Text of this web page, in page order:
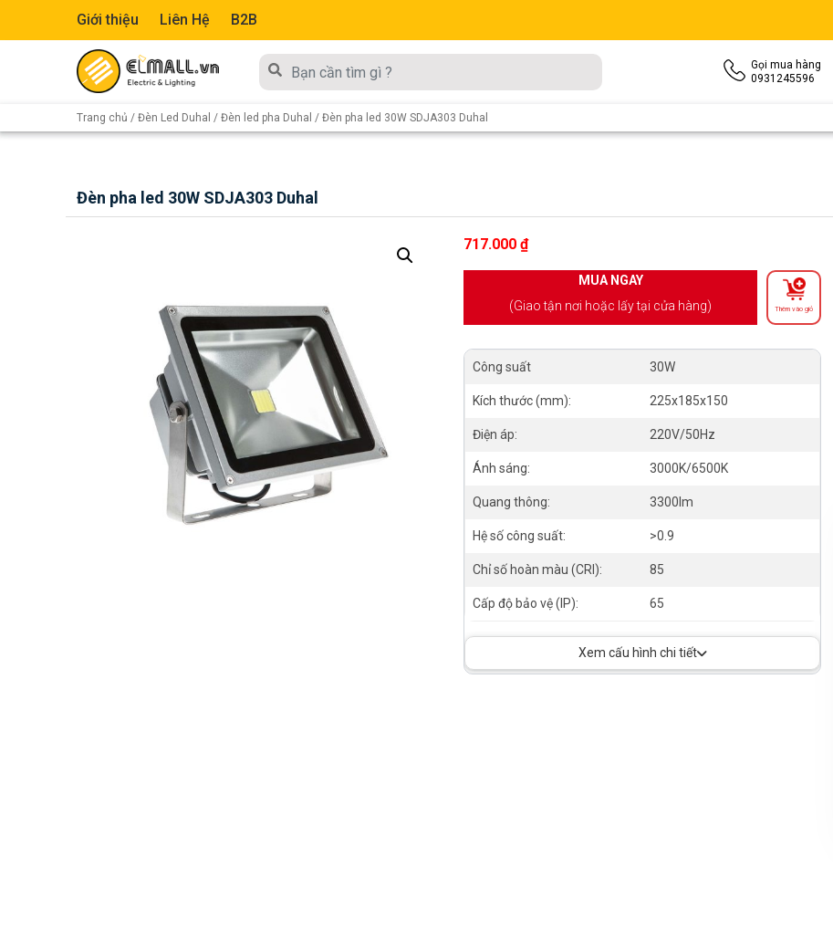
Giới thiệu Liên Hệ B2B
Gọi mua hàng
0931245596
Trang chủ / Đèn Led Duhal / Đèn led pha Duhal / Đèn pha led 30W SDJA303 Duhal
Đèn pha led 30W SDJA303 Duhal
717.000₫
MUA NGAY
(Giao tận nơi hoặc lấy tại cửa hàng)
Thêm vào giỏ
Công suất 30W
Kích thước (mm): 225x185x150
Điện áp: 220V/50Hz
Ánh sáng: 3000K/6500K
Quang thông: 3300lm
Hệ số công suất: >0.9
Chỉ số hoàn màu (CRI): 85
Cấp độ bảo vệ (IP): 65
Xem cấu hình chi tiết